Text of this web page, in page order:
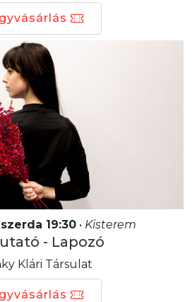
19:30• Kisterem
- Lapozó
Klári Társulat